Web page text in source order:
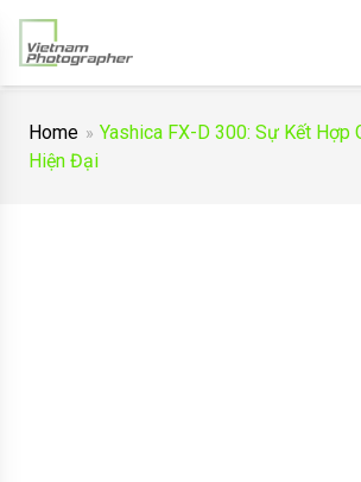
Home
Yashica FX-D 300: Sự Kết Hợp
Hiện Đại